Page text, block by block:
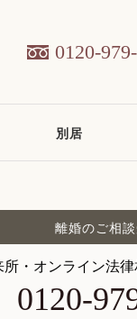
0120-
別居
離婚のご相
所・オンライン法
0120-